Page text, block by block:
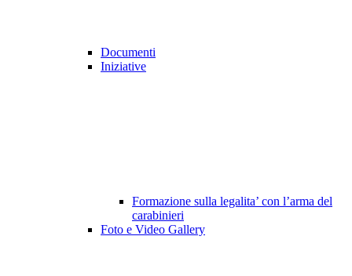
Documenti
Iniziative
Formazione sulla legalita’ con l’arma del
carabinieri
Foto e Video Gallery